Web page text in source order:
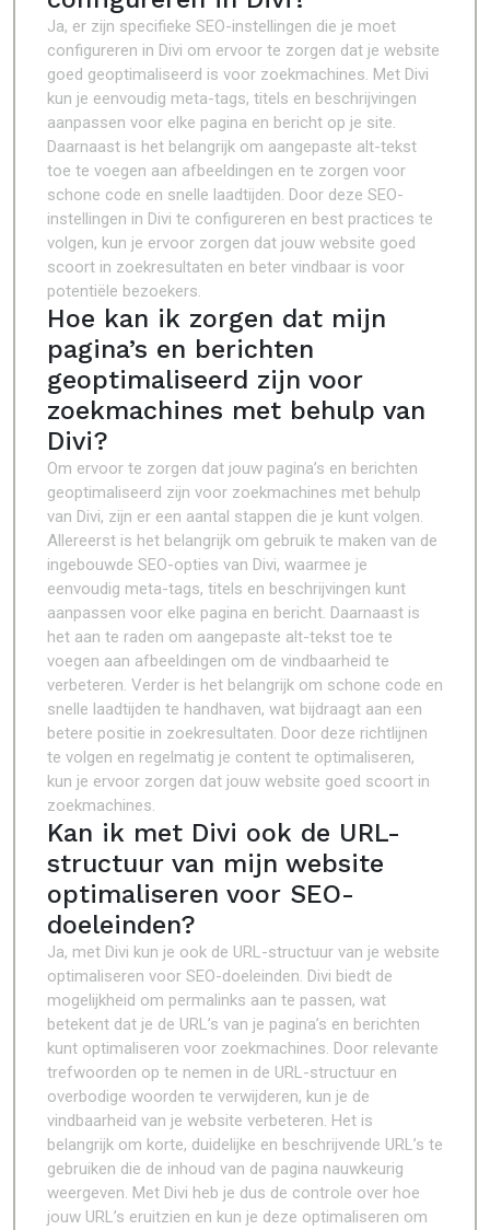
Ja, er zijn specifieke SEO-instellingen die je moet
configureren in Divi om ervoor te zorgen dat je website
goed geoptimaliseerd is voor zoekmachines. Met Divi
kun je eenvoudig meta-tags, titels en beschrijvingen
aanpassen voor elke pagina en bericht op je site.
Daarnaast is het belangrijk om aangepaste alt-tekst
toe te voegen aan afbeeldingen en te zorgen voor
schone code en snelle laadtijden. Door deze SEO-
instellingen in Divi te configureren en best practices te
volgen, kun je ervoor zorgen dat jouw website goed
scoort in zoekresultaten en beter vindbaar is voor
potentiële bezoekers.
Hoe kan ik zorgen dat mijn
pagina’s en berichten
geoptimaliseerd zijn voor
zoekmachines met behulp van
Divi?
Om ervoor te zorgen dat jouw pagina’s en berichten
geoptimaliseerd zijn voor zoekmachines met behulp
van Divi, zijn er een aantal stappen die je kunt volgen.
Allereerst is het belangrijk om gebruik te maken van de
ingebouwde SEO-opties van Divi, waarmee je
eenvoudig meta-tags, titels en beschrijvingen kunt
aanpassen voor elke pagina en bericht. Daarnaast is
het aan te raden om aangepaste alt-tekst toe te
voegen aan afbeeldingen om de vindbaarheid te
verbeteren. Verder is het belangrijk om schone code en
snelle laadtijden te handhaven, wat bijdraagt aan een
betere positie in zoekresultaten. Door deze richtlijnen
te volgen en regelmatig je content te optimaliseren,
kun je ervoor zorgen dat jouw website goed scoort in
zoekmachines.
Kan ik met Divi ook de URL-
structuur van mijn website
optimaliseren voor SEO-
doeleinden?
Ja, met Divi kun je ook de URL-structuur van je website
optimaliseren voor SEO-doeleinden. Divi biedt de
mogelijkheid om permalinks aan te passen, wat
betekent dat je de URL’s van je pagina’s en berichten
kunt optimaliseren voor zoekmachines. Door relevante
trefwoorden op te nemen in de URL-structuur en
overbodige woorden te verwijderen, kun je de
vindbaarheid van je website verbeteren. Het is
belangrijk om korte, duidelijke en beschrijvende URL’s te
gebruiken die de inhoud van de pagina nauwkeurig
weergeven. Met Divi heb je dus de controle over hoe
jouw URL’s eruitzien en kun je deze optimaliseren om